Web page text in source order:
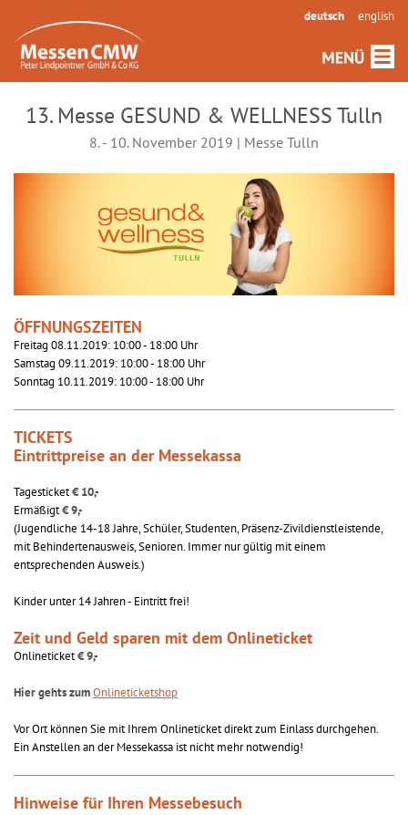
deutsch english
13. Messe GESUND & WELLNESS Tulln
8. - 10. November 2019 | Messe Tulln
ÖFFNUNGSZEITEN
Freitag 08.11.2019: 10:00 - 18:00 Uhr
Samstag 09.11.2019: 10:00 - 18:00 Uhr
Sonntag 10.11.2019: 10:00 - 18:00 Uhr
TICKETS
Eintrittpreise an der Messekassa
Tagesticket€ 10,-
Ermäßigt€ 9,-
(Jugendliche 14-18 Jahre, Schüler, Studenten, Präsenz-Zivildienstleistende,
mit Behindertenausweis, Senioren. Immer nur gültig mit einem
entsprechenden Ausweis.)
Kinder unter 14 Jahren - Eintritt frei!
Zeit und Geld sparen mit dem Onlineticket
Onlineticket€ 9,-
Hier gehts zumOnlineticketshop
Vor Ort können Sie mit Ihrem Onlineticket direkt zum Einlass durchgehen.
Ein Anstellen an der Messekassa ist nicht mehr notwendig!
Hinweise für Ihren Messebesuch